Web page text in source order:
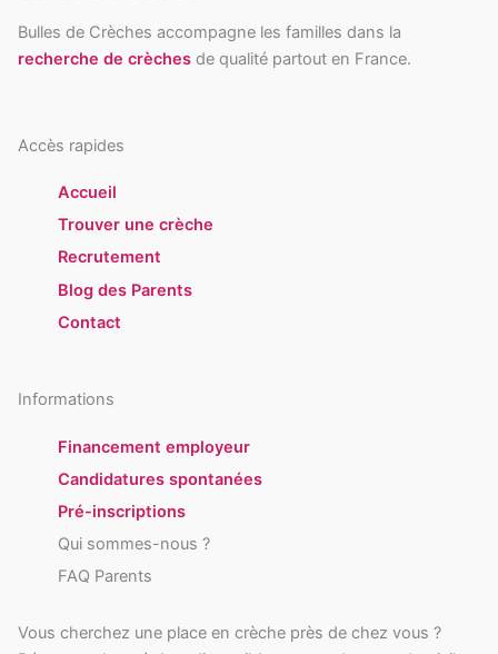
Bulles de Crèches accompagne les familles dans la
recherche de crèches de qualité partout en France.
Accès rapides
Accueil
Trouver une crèche
Recrutement
Blog des Parents
Contact
Informations
Financement employeur
Candidatures spontanées
Pré-inscriptions
Qui sommes-nous ?
FAQ Parents
Vous cherchez une place en crèche près de chez vous ?